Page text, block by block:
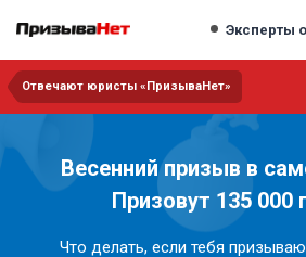
Эксперты
Отвечают юристы «ПризываНет»
Весенний призыв в
Призовут 135 000
Что делать, если тебя